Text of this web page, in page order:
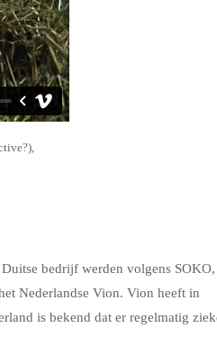
bedrijf werden volgens SOKO,
Nederlandse Vion. Vion heeft in
is bekend dat er regelmatig